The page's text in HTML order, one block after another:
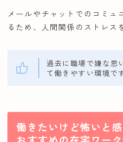
メールやチャットでのコミュ
るため、人間関係のストレス
過去に職場で嫌な思
て働きやすい環境で
働きたいけど怖いと